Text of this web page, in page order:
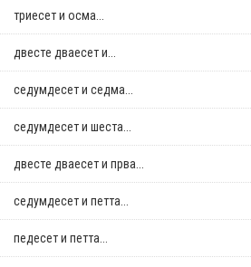
триесет и осма...
двестe дваесет и...
седумдесет и седма...
седумдесет и шеста...
двестe дваесет и прва...
седумдесет и петта...
педесет и петта...